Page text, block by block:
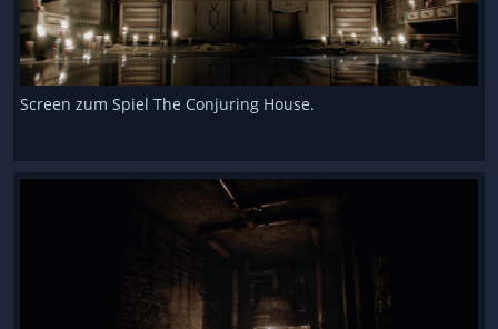
Screen zum Spiel The Conjuring House.